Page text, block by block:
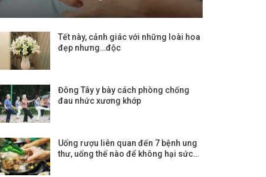
Tết này, cảnh giác với những loài hoa
đẹp nhưng…độc
Đông Tây y bày cách phòng chống
đau nhức xương khớp
Uống rượu liên quan đến 7 bệnh ung
thư, uống thế nào để không hại sức…